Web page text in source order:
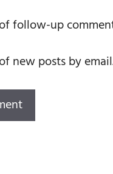
follow-up
new posts by